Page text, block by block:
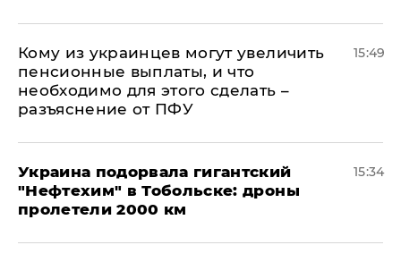
Кому из украинцев могут увеличить
пенсионные выплаты, и что
необходимо для этого сделать –
разъяснение от ПФУ
15:49
Украина подорвала гигантский
"Нефтехим" в Тобольске: дроны
пролетели 2000 км
15:34